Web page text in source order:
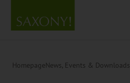
Homepage News, Events & Downloads